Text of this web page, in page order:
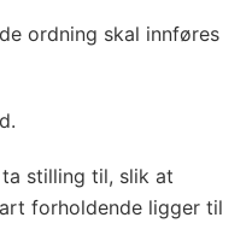
ordning skal innføres
stilling til, slik at
forholdende ligger til